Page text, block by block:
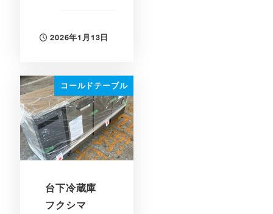
投稿日
2026年1月13日
コールドテーブル
台下冷蔵庫
フクシマ